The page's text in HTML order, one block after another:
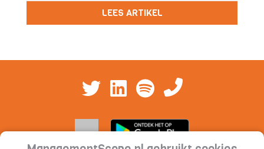
LEES ARTIKEL